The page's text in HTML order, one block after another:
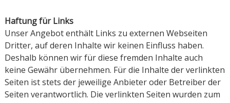
Haftung für Links
Unser Angebot enthält Links zu externen Webseiten
Dritter, auf deren Inhalte wir keinen Einfluss haben.
Deshalb können wir für diese fremden Inhalte auch
keine Gewähr übernehmen. Für die Inhalte der verlinkten
Seiten ist stets der jeweilige Anbieter oder Betreiber der
Seiten verantwortlich. Die verlinkten Seiten wurden zum